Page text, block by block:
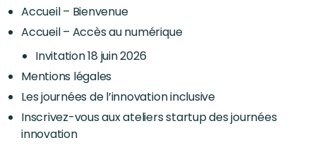
Accueil – Bienvenue
Accueil – Accès au numérique
Invitation 18 juin 2026
Mentions légales
Les journées de l’innovation inclusive
Inscrivez-vous aux ateliers startup des journées
innovation